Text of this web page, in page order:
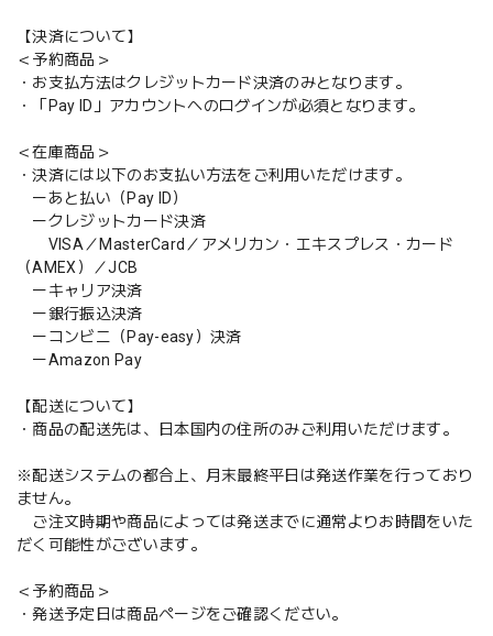
【決済について】
＜予約商品＞
・お支払方法はクレジットカード決済のみとなります。
・「Pay ID」アカウントへのログインが必須となります。
＜在庫商品＞
・決済には以下のお支払い方法をご利用いただけます。
ーあと払い（Pay ID）
ークレジットカード決済
VISA／MasterCard／アメリカン・エキスプレス・カード
（AMEX）／JCB
ーキャリア決済
ー銀行振込決済
ーコンビニ（Pay-easy）決済
ーAmazon Pay
【配送について】
・商品の配送先は、日本国内の住所のみご利用いただけます。
※配送システムの都合上、月末最終平日は発送作業を行っており
ません。
ご注文時期や商品によっては発送までに通常よりお時間をいた
だく可能性がございます。
＜予約商品＞
・発送予定日は商品ページをご確認ください。